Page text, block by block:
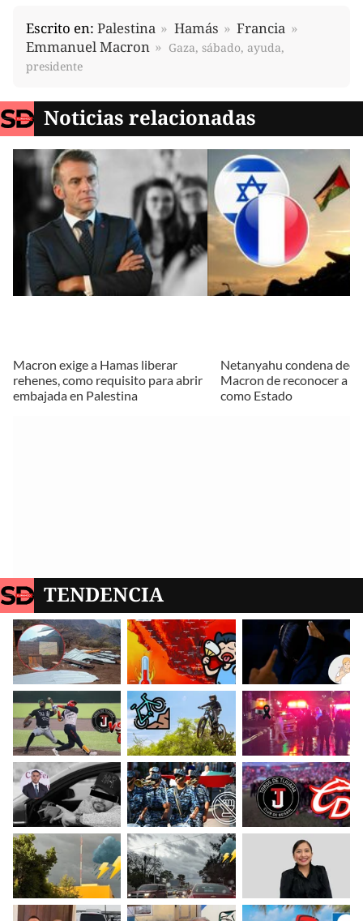
Escrito en: Palestina Hamás
Francia
Emmanuel Macron
Gaza, sábado, ayuda,
presidente
Noticias relacionadas
Macron exige a Hamas liberar
rehenes, como requisito para abrir
embajada en Palestina
Netanyahu condena
Macron de reconocer a
como Estado
TENDENCIA